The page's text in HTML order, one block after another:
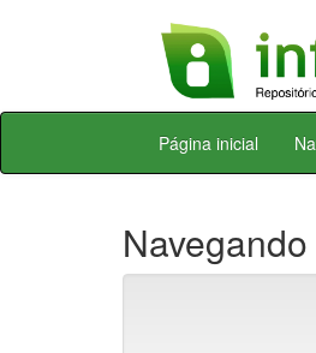
Skip
Página inicial